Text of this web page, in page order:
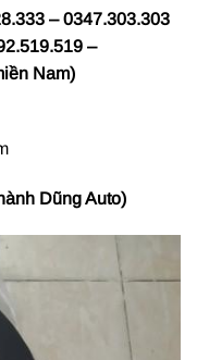
– 0347.303.303
–
Nam)
Dũng Auto)